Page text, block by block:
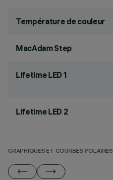
Température de couleur
MacAdam Step
Lifetime LED 1
Lifetime LED 2
GRAPHIQUES ET COURBES POLAIRES